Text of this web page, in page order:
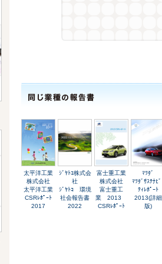
太平洋工業
株式会社
太平洋工業
CSRﾚﾎﾟｰﾄ
2017
ｼﾞﾔﾄｺ株式会
社
ｼﾞﾔﾄｺ 環境
社会報告書
2022
富士重工業
株式会社
富士重工
業 2013
CSRﾚﾎﾟｰﾄ
ﾏﾂﾀﾞ
ﾏﾂﾀﾞｻｽﾃﾅﾋﾞ
ﾃｨﾚﾎﾟｰﾄ
2013(詳細
版)